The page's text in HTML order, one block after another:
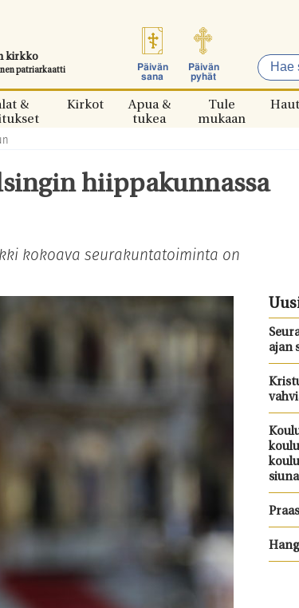
kirkko
patriarkaatti
Päivän
sana
Päivän
pyhät
&
Kirkot
Apua &
tukea
Tule
mukaan
hiippakunnassa
kokoava seurakuntatoiminta on
ajan